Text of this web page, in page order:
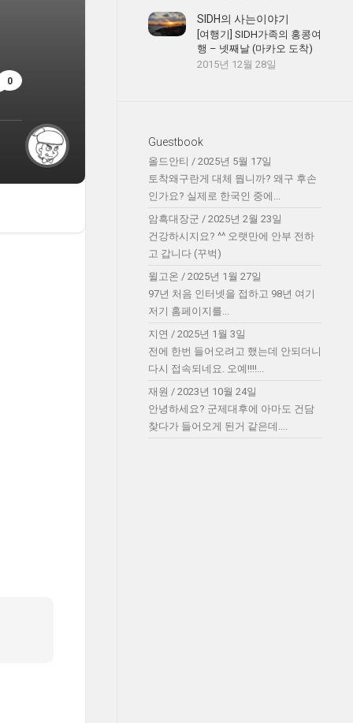
0
SIDH의 사는이야기
[여행기] SIDH가족의 홍콩여
행 – 넷째날 (마카오 도착)
2015년 12월 28일
Guestbook
올드안티 / 2025년 5월 17일
토착왜구란게 대체 뭡니까? 왜구 후손
인가요? 실제로 한국인 중에...
암흑대장군 / 2025년 2월 23일
건강하시지요? ^^ 오랫만에 안부 전하
고 갑니다 (꾸벅)
윌고온 / 2025년 1월 27일
97년 처음 인터넷을 접하고 98년 여기
저기 홈페이지를...
지연 / 2025년 1월 3일
전에 한번 들어오려고 했는데 안되더니
다시 접속되네요. 오예!!!!...
재원 / 2023년 10월 24일
안녕하세요? 군제대후에 아마도 건담
찾다가 들어오게 된거 같은데....